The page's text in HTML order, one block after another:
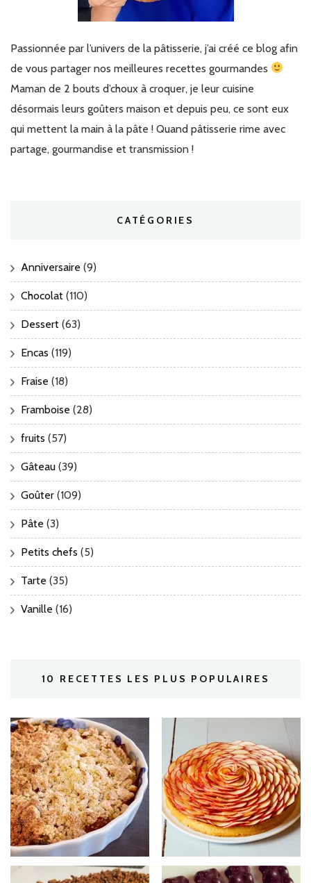
Passionnée par l’univers de la pâtisserie, j’ai créé ce blog afin
de vous partager nos meilleures recettes gourmandes
Maman de 2 bouts d’choux à croquer, je leur cuisine
désormais leurs goûters maison et depuis peu, ce sont eux
qui mettent la main à la pâte ! Quand pâtisserie rime avec
partage, gourmandise et transmission !
CATÉGORIES
Anniversaire (9)
Chocolat (110)
Dessert (63)
Encas (119)
Fraise (18)
Framboise (28)
fruits (57)
Gâteau (39)
Goûter (109)
Pâte (3)
Petits chefs (5)
Tarte (35)
Vanille (16)
10 RECETTES LES PLUS POPULAIRES